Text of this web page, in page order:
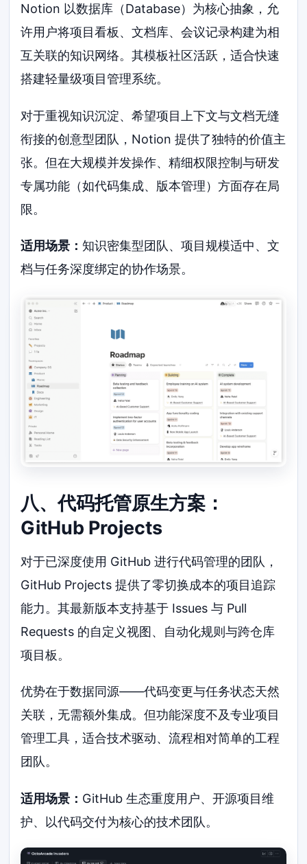
Notion 以数据库（Database）为核心抽象，允
许用户将项目看板、文档库、会议记录构建为相
互关联的知识网络。其模板社区活跃，适合快速
搭建轻量级项目管理系统。
对于重视知识沉淀、希望项目上下文与文档无缝
衔接的创意型团队，Notion 提供了独特的价值主
张。但在大规模并发操作、精细权限控制与研发
专属功能（如代码集成、版本管理）方面存在局
限。
适用场景：知识密集型团队、项目规模适中、文
档与任务深度绑定的协作场景。
八、代码托管原生方案：
GitHub Projects
对于已深度使用 GitHub 进行代码管理的团队，
GitHub Projects 提供了零切换成本的项目追踪
能力。其最新版本支持基于 Issues 与 Pull
Requests 的自定义视图、自动化规则与跨仓库
项目板。
优势在于数据同源——代码变更与任务状态天然
关联，无需额外集成。但功能深度不及专业项目
管理工具，适合技术驱动、流程相对简单的工程
团队。
适用场景： GitHub 生态重度用户、开源项目维
护、以代码交付为核心的技术团队。